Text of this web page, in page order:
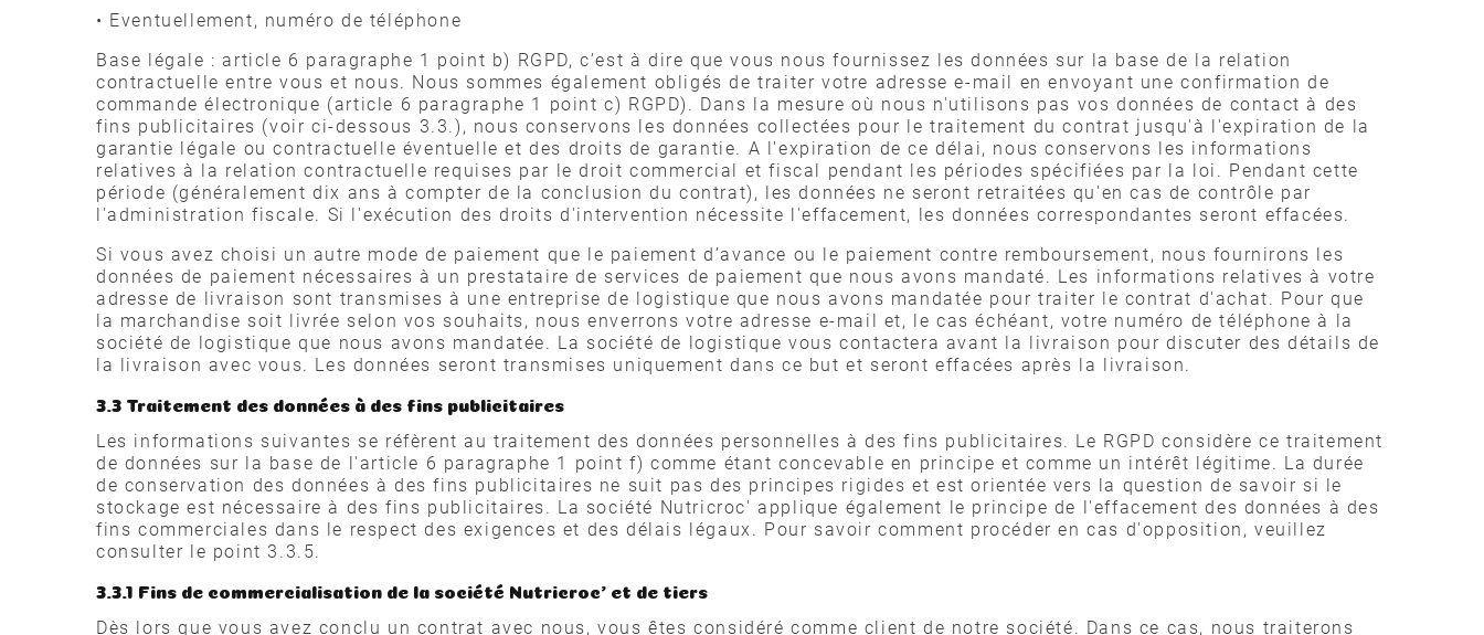
• Eventuellement, numéro de téléphone
Base légale : article 6 paragraphe 1 point b) RGPD, c’est à dire que vous nous fournissez les données sur la base de la relation
contractuelle entre vous et nous. Nous sommes également obligés de traiter votre adresse e-mail en envoyant une confirmation de
commande électronique (article 6 paragraphe 1 point c) RGPD). Dans la mesure où nous n'utilisons pas vos données de contact à des
fins publicitaires (voir ci-dessous 3.3.), nous conservons les données collectées pour le traitement du contrat jusqu'à l'expiration de la
garantie légale ou contractuelle éventuelle et des droits de garantie. A l'expiration de ce délai, nous conservons les informations
relatives à la relation contractuelle requises par le droit commercial et fiscal pendant les périodes spécifiées par la loi. Pendant cette
période (généralement dix ans à compter de la conclusion du contrat), les données ne seront retraitées qu'en cas de contrôle par
l'administration fiscale. Si l'exécution des droits d'intervention nécessite l'effacement, les données correspondantes seront effacées.
Si vous avez choisi un autre mode de paiement que le paiement d’avance ou le paiement contre remboursement, nous fournirons les
données de paiement nécessaires à un prestataire de services de paiement que nous avons mandaté. Les informations relatives à votre
adresse de livraison sont transmises à une entreprise de logistique que nous avons mandatée pour traiter le contrat d'achat. Pour que
la marchandise soit livrée selon vos souhaits, nous enverrons votre adresse e-mail et, le cas échéant, votre numéro de téléphone à la
société de logistique que nous avons mandatée. La société de logistique vous contactera avant la livraison pour discuter des détails de
la livraison avec vous. Les données seront transmises uniquement dans ce but et seront effacées après la livraison.
3.3 Traitement des données à des fins publicitaires
Les informations suivantes se réfèrent au traitement des données personnelles à des fins publicitaires. Le RGPD considère ce traitement
de données sur la base de l'article 6 paragraphe 1 point f) comme étant concevable en principe et comme un intérêt légitime. La durée
de conservation des données à des fins publicitaires ne suit pas des principes rigides et est orientée vers la question de savoir si le
stockage est nécessaire à des fins publicitaires. La société Nutricroc' applique également le principe de l'effacement des données à des
fins commerciales dans le respect des exigences et des délais légaux. Pour savoir comment procéder en cas d'opposition, veuillez
consulter le point 3.3.5.
3.3.1 Fins de commercialisation de la société Nutricroc' et de tiers
Dès lors que vous avez conclu un contrat avec nous, vous êtes considéré comme client de notre société. Dans ce cas, nous traiterons